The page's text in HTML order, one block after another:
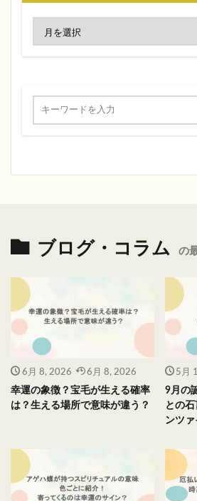
ブログ・コラム の
6月 8, 2026 6月 8, 2026
幸運の象徴？宝毛が生える確率
は？生える場所で意味が違う？
5月
9月の
との
ンツァ